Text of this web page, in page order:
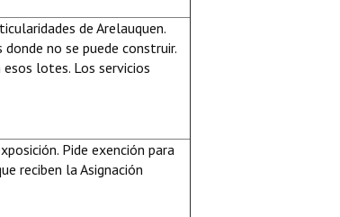
de Arelauquen.
no se puede construir.
lotes. Los servicios
Pide exención para
reciben la Asignación